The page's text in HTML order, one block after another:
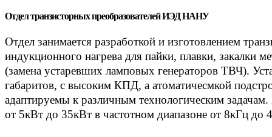
Отдел транзисторных преобразователей ИЭД НАНУ
Отдел занимается разработкой и изготовлением
индукционного нагрева для пайки, плавки, закалки
(замена устаревших ламповых генераторов ТВЧ).
габаритов, с высоким КПД, а атоматичесмкой
адаптируемы к различным технологическим
от 5кВт до 35кВт в частотном диапазоне от 8кГц до